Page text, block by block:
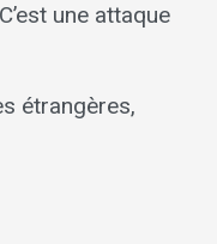
une attaque
étrangères,